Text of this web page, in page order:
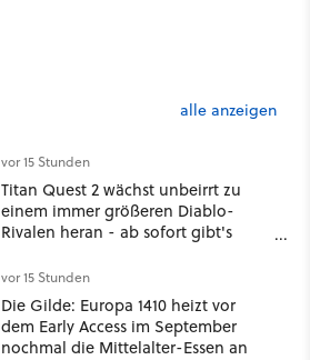
alle anzeigen
vor 15 Stunden
Titan Quest 2 wächst unbeirrt zu
einem immer größeren Diablo-
Rivalen heran - ab sofort gibt's
Klasse
vor 15 Stunden
Die Gilde: Europa 1410 heizt vor
dem Early Access im September
nochmal die Mittelalter-Essen an